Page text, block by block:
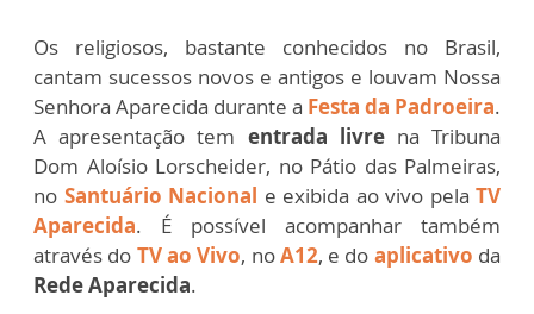
Os religiosos, bastante conhecidos no Brasil,
cantam sucessos novos e antigos e louvam Nossa
Senhora Aparecida durante a Festa da Padroeira.
A apresentação tem entrada livre na Tribuna
Dom Aloísio Lorscheider, no Pátio das Palmeiras,
no Santuário Nacional e exibida ao vivo pela TV
Aparecida. É possível acompanhar também
através do TV ao Vivo, noA12, e do aplicativo da
Rede Aparecida.